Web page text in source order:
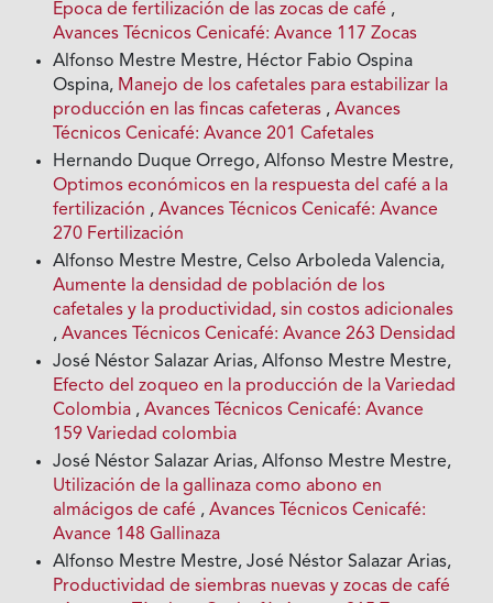
Epoca de fertilización de las zocas de café ,
Avances Técnicos Cenicafé: Avance 117 Zocas
Alfonso Mestre Mestre, Héctor Fabio Ospina
Ospina, Manejo de los cafetales para estabilizar la
producción en las fincas cafeteras ,Avances
Técnicos Cenicafé: Avance 201 Cafetales
Hernando Duque Orrego, Alfonso Mestre Mestre,
Optimos económicos en la respuesta del café a la
fertilización ,Avances Técnicos Cenicafé: Avance
270 Fertilización
Alfonso Mestre Mestre, Celso Arboleda Valencia,
Aumente la densidad de población de los
cafetales y la productividad, sin costos adicionales
,Avances Técnicos Cenicafé: Avance 263 Densidad
José Néstor Salazar Arias, Alfonso Mestre Mestre,
Efecto del zoqueo en la producción de la Variedad
Colombia ,Avances Técnicos Cenicafé: Avance
159 Variedad colombia
José Néstor Salazar Arias, Alfonso Mestre Mestre,
Utilización de la gallinaza como abono en
almácigos de café ,Avances Técnicos Cenicafé:
Avance 148 Gallinaza
Alfonso Mestre Mestre, José Néstor Salazar Arias,
Productividad de siembras nuevas y zocas de café